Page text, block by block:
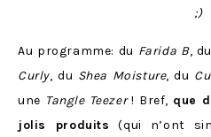
;)
Au programme: du Farida B, du
Curly, du Shea Moisture, du
une Tangle Teezer! Bref, que
jolis produits (qui n’ont